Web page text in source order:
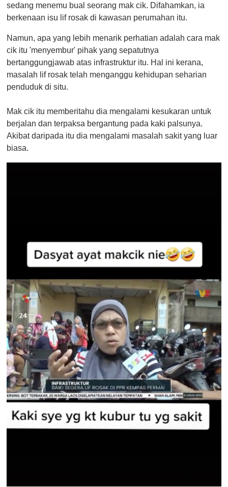
sedang menemu bual seorang mak cik. Difahamkan, ia
berkenaan isu lif rosak di kawasan perumahan itu.
Namun, apa yang lebih menarik perhatian adalah cara mak
cik itu 'menyembur' pihak yang sepatutnya
bertanggungjawab atas infrastruktur itu. Hal ini kerana,
masalah lif rosak telah menganggu kehidupan seharian
penduduk di situ.
Mak cik itu memberitahu dia mengalami kesukaran untuk
berjalan dan terpaksa bergantung pada kaki palsunya.
Akibat daripada itu dia mengalami masalah sakit yang luar
biasa.